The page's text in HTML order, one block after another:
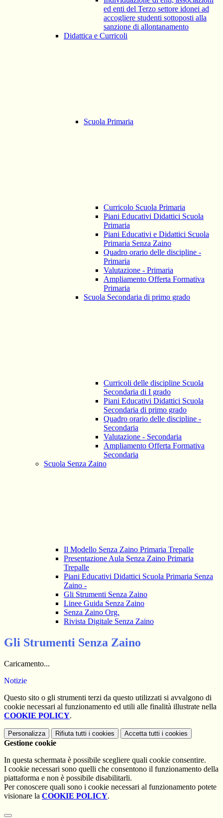
ed enti del Terzo settore idonei ad
accogliere studenti sottoposti alla
sanzione di allontanamento
Didattica e Curricoli
Scuola Primaria
Curricolo Scuola Primaria
Piani Educativi Didattici Scuola
Primaria
Piani Educativi e Didattici Scuola
Primaria Senza Zaino
Quadro orario delle discipline -
Primaria
Valutazione - Primaria
Ampliamento Offerta Formativa
Primaria
Scuola Secondaria di primo grado
Curricoli delle discipline Scuola
Secondaria di I grado
Piani Educativi Didattici Scuola
Secondaria di primo grado
Quadro orario delle discipline -
Secondaria
Valutazione - Secondaria
Ampliamento Offerta Formativa
Secondaria
Scuola Senza Zaino
Il Modello Senza Zaino Primaria Trepalle
Presentazione Aula Senza Zaino Primaria
Trepalle
Piani Educativi Didattici Scuola Primaria Senza
Zaino -
Gli Strumenti Senza Zaino
Linee Guida Senza Zaino
Senza Zaino Org.
Rivista Digitale Senza Zaino
Gli Strumenti Senza Zaino
Caricamento...
Notizie
Questo sito o gli strumenti terzi da questo utilizzati si avvalgono di
cookie necessari al funzionamento ed utili alle finalità illustrate nella
COOKIE POLICY.
Personalizza Rifiuta tutti i cookies Accetta tutti i cookies
Gestione cookie
In questa schermata è possibile scegliere quali cookie consentire.
I cookie necessari sono quelli che consentono il funzionamento della
piattaforma e non è possibile disabilitarli.
Per conoscere quali sono i cookie necessari al funzionamento potete
visionare la COOKIE POLICY.